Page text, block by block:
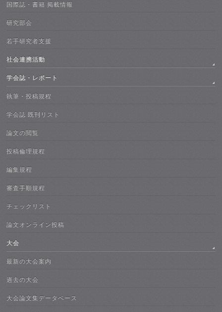
国際誌・書籍 掲載情報
研究部会
若手研究者支援
社会連携活動
学会誌・レポート
執筆・投稿規程
学会誌 既刊リスト
論文の閲覧
投稿倫理規程
編集規程
審査手順規程
チェックリスト
論文オンライン投稿
大会
最新の大会案内
過去の大会
大会論文集データベース